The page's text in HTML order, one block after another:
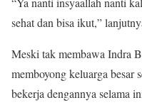
sehat dan bisa ikut,”
Meski tak membawa Indra
memboyong keluarga besar
bekerja dengannya selama